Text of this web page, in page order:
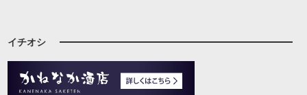
イチオシ